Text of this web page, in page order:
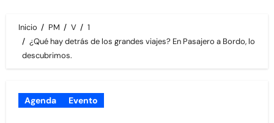
Inicio PM V
1
¿Qué hay detrás de los grandes viajes? En Pasajero a Bordo, lo
descubrimos.
Agenda Evento